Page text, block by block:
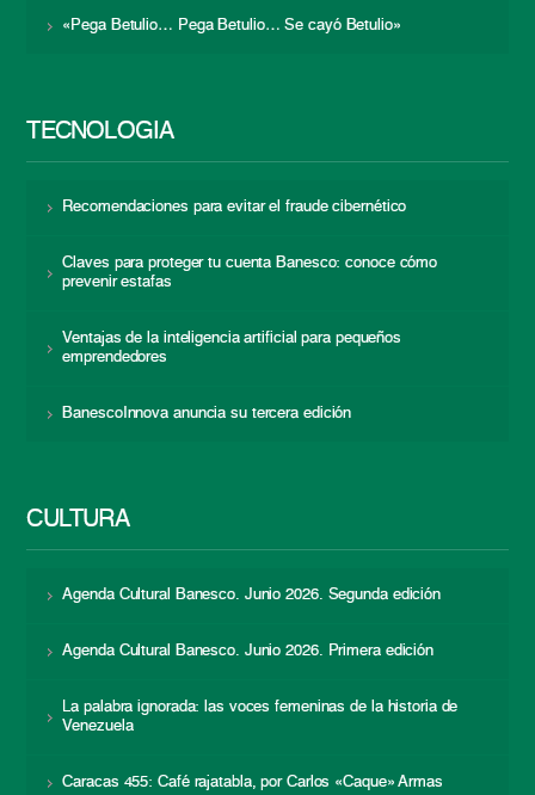
«Pega Betulio… Pega Betulio… Se cayó Betulio»
TECNOLOGÍA
Recomendaciones para evitar el fraude cibernético
Claves para proteger tu cuenta Banesco: conoce cómo
prevenir estafas
Ventajas de la inteligencia artificial para pequeños
emprendedores
BanescoInnova anuncia su tercera edición
CULTURA
Agenda Cultural Banesco. Junio 2026. Segunda edición
Agenda Cultural Banesco. Junio 2026. Primera edición
La palabra ignorada: las voces femeninas de la historia de
Venezuela
Caracas 455: Café rajatabla, por Carlos «Caque» Armas